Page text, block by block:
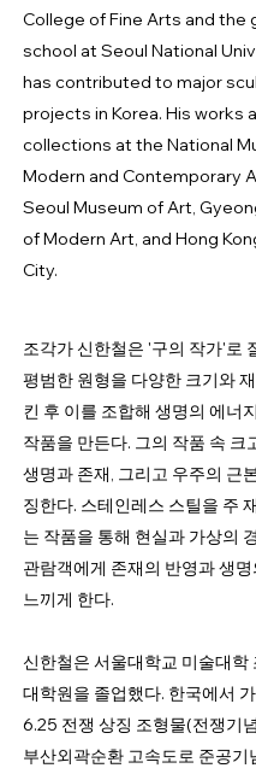
College of Fine Arts and the
school at Seoul National
has contributed to major
projects in Korea. His works
collections at the National
Modern and Contemporary
Seoul Museum of Art,
of Modern Art, and Hong
City.
조각가 신한철은 '구의 작가'로
평범한 원형을 다양한 크기와
킨 후 이를 조합해 생명의 에너
작품을 만든다. 그의 작품 속 크
생명과 존재, 그리고 우주의 근
징한다. 스테인레스 스틸을 주
는 작품을 통해 현실과 가상의
관람객에게 존재의 반영과 생
느끼게 한다.
신한철은 서울대학교 미술대학
대학원을 졸업했다. 한국에서
6.25 전쟁 상징 조형물(전쟁기
부산외곽순환 고속도로 준공기